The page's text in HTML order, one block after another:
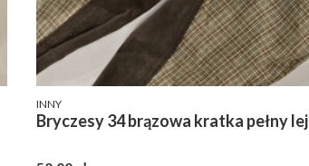
PRODUCENT
INNY
Bryczesy 34 brązowa kratka pełny lej